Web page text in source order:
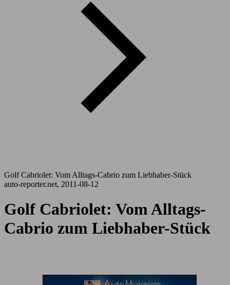
Golf Cabriolet: Vom Alltags-Cabrio zum Liebhaber-Stück
auto-reporter.net, 2011-08-12
Golf Cabriolet: Vom Alltags-
Cabrio zum Liebhaber-Stück